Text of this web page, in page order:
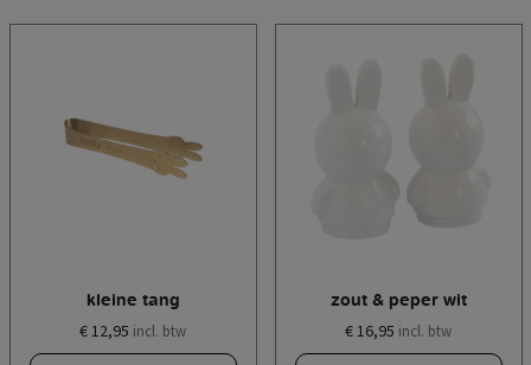
kleine tang
€ 12,95 incl. btw
zout & peper wit
€ 16,95 incl. btw